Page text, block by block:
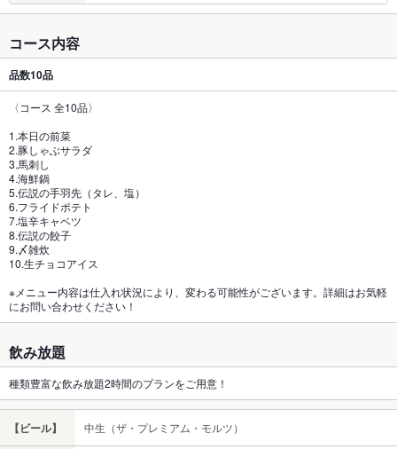
コース内容
品数10品
〈コース 全10品〉
1.本日の前菜
2.豚しゃぶサラダ
3.馬刺し
4.海鮮鍋
5.伝説の手羽先（タレ、塩）
6.フライドポテト
7.塩辛キャベツ
8.伝説の餃子
9.〆雑炊
10.生チョコアイス
※メニュー内容は仕入れ状況により、変わる可能性がございます。詳細はお気軽
にお問い合わせください！
飲み放題
種類豊富な飲み放題2時間のプランをご用意！
【ビール】 中生（ザ・プレミアム・モルツ）